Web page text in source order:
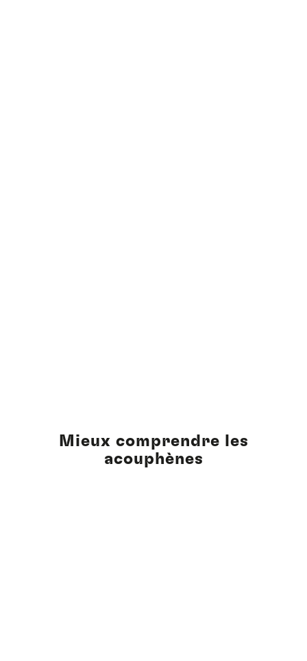
Mieux comprendre les
acouphènes